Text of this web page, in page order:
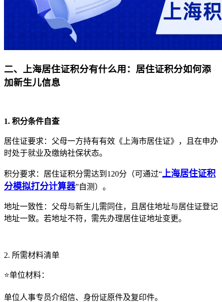
二、上海居住证积分有什么用：居住证积分如何添
加新生儿信息
1. 积分条件自查
居住证要求：父母一方持有有效《上海市居住证》，且在申办
时处于就业及缴纳社保状态。
积分要求：居住证积分需达到120分（可通过“ 上海居住证积
分模拟打分计算器”自测）。
地址一致性：父母与新生儿需同住，且居住地址与居住证登记
地址一致。若地址不符，需先办理居住证地址变更。
2. 所需材料清单
⭐单位材料：
单位人事专员介绍信、身份证原件及复印件。